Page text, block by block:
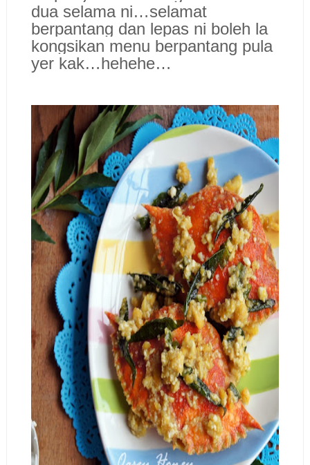
dua selama ni…selamat
berpantang dan lepas ni boleh la
kongsikan menu berpantang pula
yer kak…hehehe…